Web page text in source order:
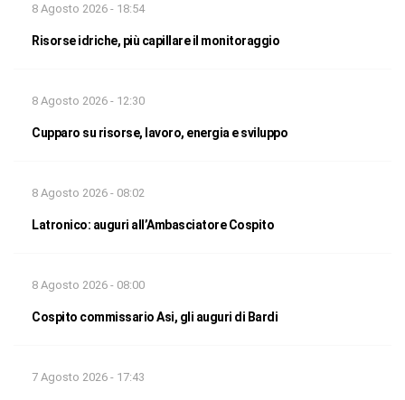
8 Agosto 2026 - 18:54
Risorse idriche, più capillare il monitoraggio
8 Agosto 2026 - 12:30
Cupparo su risorse, lavoro, energia e sviluppo
8 Agosto 2026 - 08:02
Latronico: auguri all’Ambasciatore Cospito
8 Agosto 2026 - 08:00
Cospito commissario Asi, gli auguri di Bardi
7 Agosto 2026 - 17:43